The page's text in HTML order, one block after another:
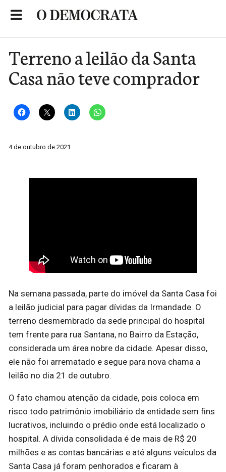
Terreno a leilão da Santa
Casa não teve comprador
4 de outubro de 2021
Na semana passada, parte do imóvel da Santa Casa foi
a leilão judicial para pagar dívidas da Irmandade. O
terreno desmembrado da sede principal do hospital
tem frente para rua Santana, no Bairro da Estação,
considerada um área nobre da cidade. Apesar disso,
ele não foi arrematado e segue para nova chama a
leilão no dia 21 de outubro.
O fato chamou atenção da cidade, pois coloca em
risco todo patrimônio imobiliário da entidade sem fins
lucrativos, incluindo o prédio onde está localizado o
hospital. A dívida consolidada é de mais de R$ 20
milhões e as contas bancárias e até alguns veículos da
Santa Casa já foram penhorados e ficaram à